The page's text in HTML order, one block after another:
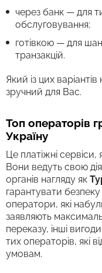
через банк — для
обслуговування;
готівкою — для
транзакцій.
Який із цих
зручний для Вас.
Топ операторів
Україну
Це платіжні сервіси,
Вони ведуть свою
органів нагляду як
гарантувати
оператори, які
заявляють
переказу, інші
тих операторів, які
умовам.